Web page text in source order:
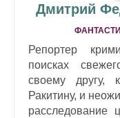
Дмитрий
Репортер
поисках
своему другу,
Ракитину, и
расследование